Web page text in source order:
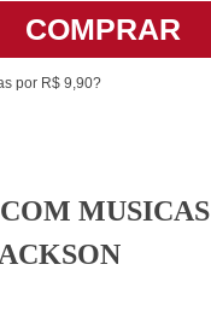
COMPRAR
por R$ 9,90?
MUSICAS